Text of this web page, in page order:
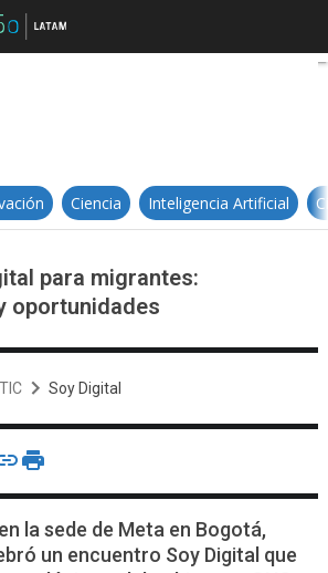
Ciudadanía Digital para
Ciencia Inteligencia Artificial
para migrantes:
oportunidades
Soy Digital
la sede de Meta en Bogotá,
un encuentro Soy Digital que